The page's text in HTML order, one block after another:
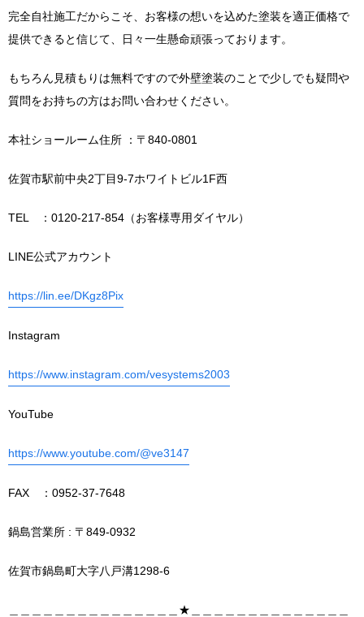
完全自社施工だからこそ、お客様の想いを込めた塗装を適正価格で
提供できると信じて、日々一生懸命頑張っております。
もちろん見積もりは無料ですので外壁塗装のことで少しでも疑問や
質問をお持ちの方はお問い合わせください。
本社ショールーム住所 ：〒840-0801
佐賀市駅前中央2丁目9-7ホワイトビル1F西
TEL ：0120-217-854（お客様専用ダイヤル）
LINE公式アカウント
https://lin.ee/DKgz8Pix
Instagram
https://www.instagram.com/vesystems2003
YouTube
https://www.youtube.com/@ve3147
FAX ：0952-37-7648
鍋島営業所 : 〒849-0932
佐賀市鍋島町大字八戸溝1298-6
＿＿＿＿＿＿＿＿＿＿＿＿＿＿＿★＿＿＿＿＿＿＿＿＿＿＿＿＿＿